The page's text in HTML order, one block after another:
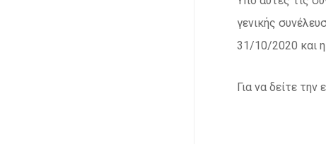
γενικής
31/10/2020 και
Για να δείτε